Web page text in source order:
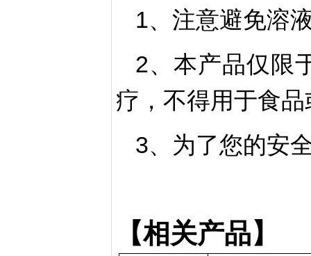
1、注意避免溶
2、本产品仅限
疗，不得用于食
3、为了您的安
【相关产品】